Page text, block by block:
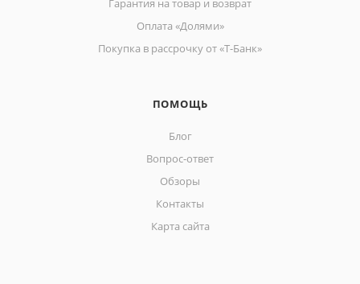
Гарантия на товар и возврат
Оплата «Долями»
Покупка в рассрочку от «Т-Банк»
ПОМОЩЬ
Блог
Вопрос-ответ
Обзоры
Контакты
Карта сайта